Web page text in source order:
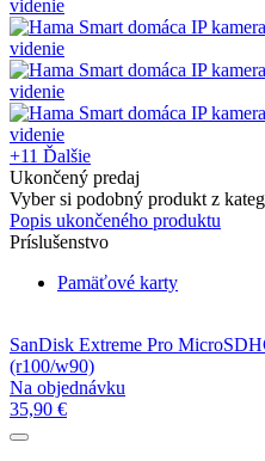
+11 Ďalšie
Ukončený predaj
Vyber si podobný produkt z
Popis ukončeného produktu
Príslušenstvo
Pamäťové karty
SanDisk Extreme Pro
(r100/w90)
Na objednávku
35,90 €